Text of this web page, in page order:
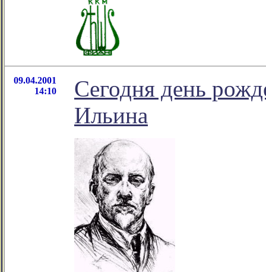
09.04.2001
14:10
Сегодня день
Ильина